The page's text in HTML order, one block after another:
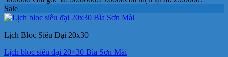
Sale
Lịch Bloc Siêu Đại 20x30
Lịch bloc siêu đại 20×30 Bìa Sơn Mài